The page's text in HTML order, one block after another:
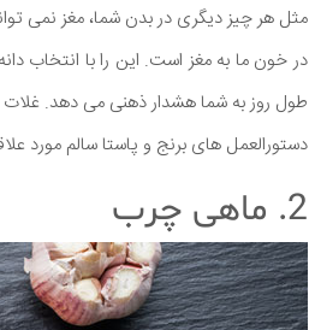
مثل هر چیز دیگری در بدن شما، مغز نمی
طول روز به شما هشدار ذهنی می دهد. غلات
دستورالعمل های برنج و پاستا سالم مورد
2. ماهی چرب